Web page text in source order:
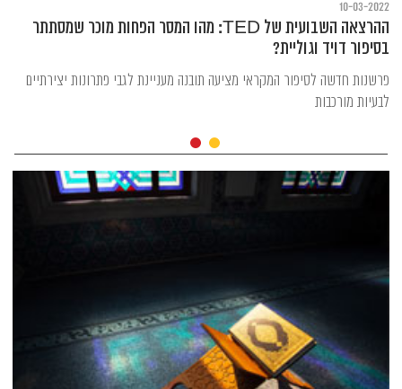
10-03-2022
ההרצאה השבועית של TED: מהו המסר הפחות מוכר שמסתתר
בסיפור דויד וגוליית?
פרשנות חדשה לסיפור המקראי מציעה תובנה מעניינת לגבי פתרונות יצירתיים
לבעיות מורכבות